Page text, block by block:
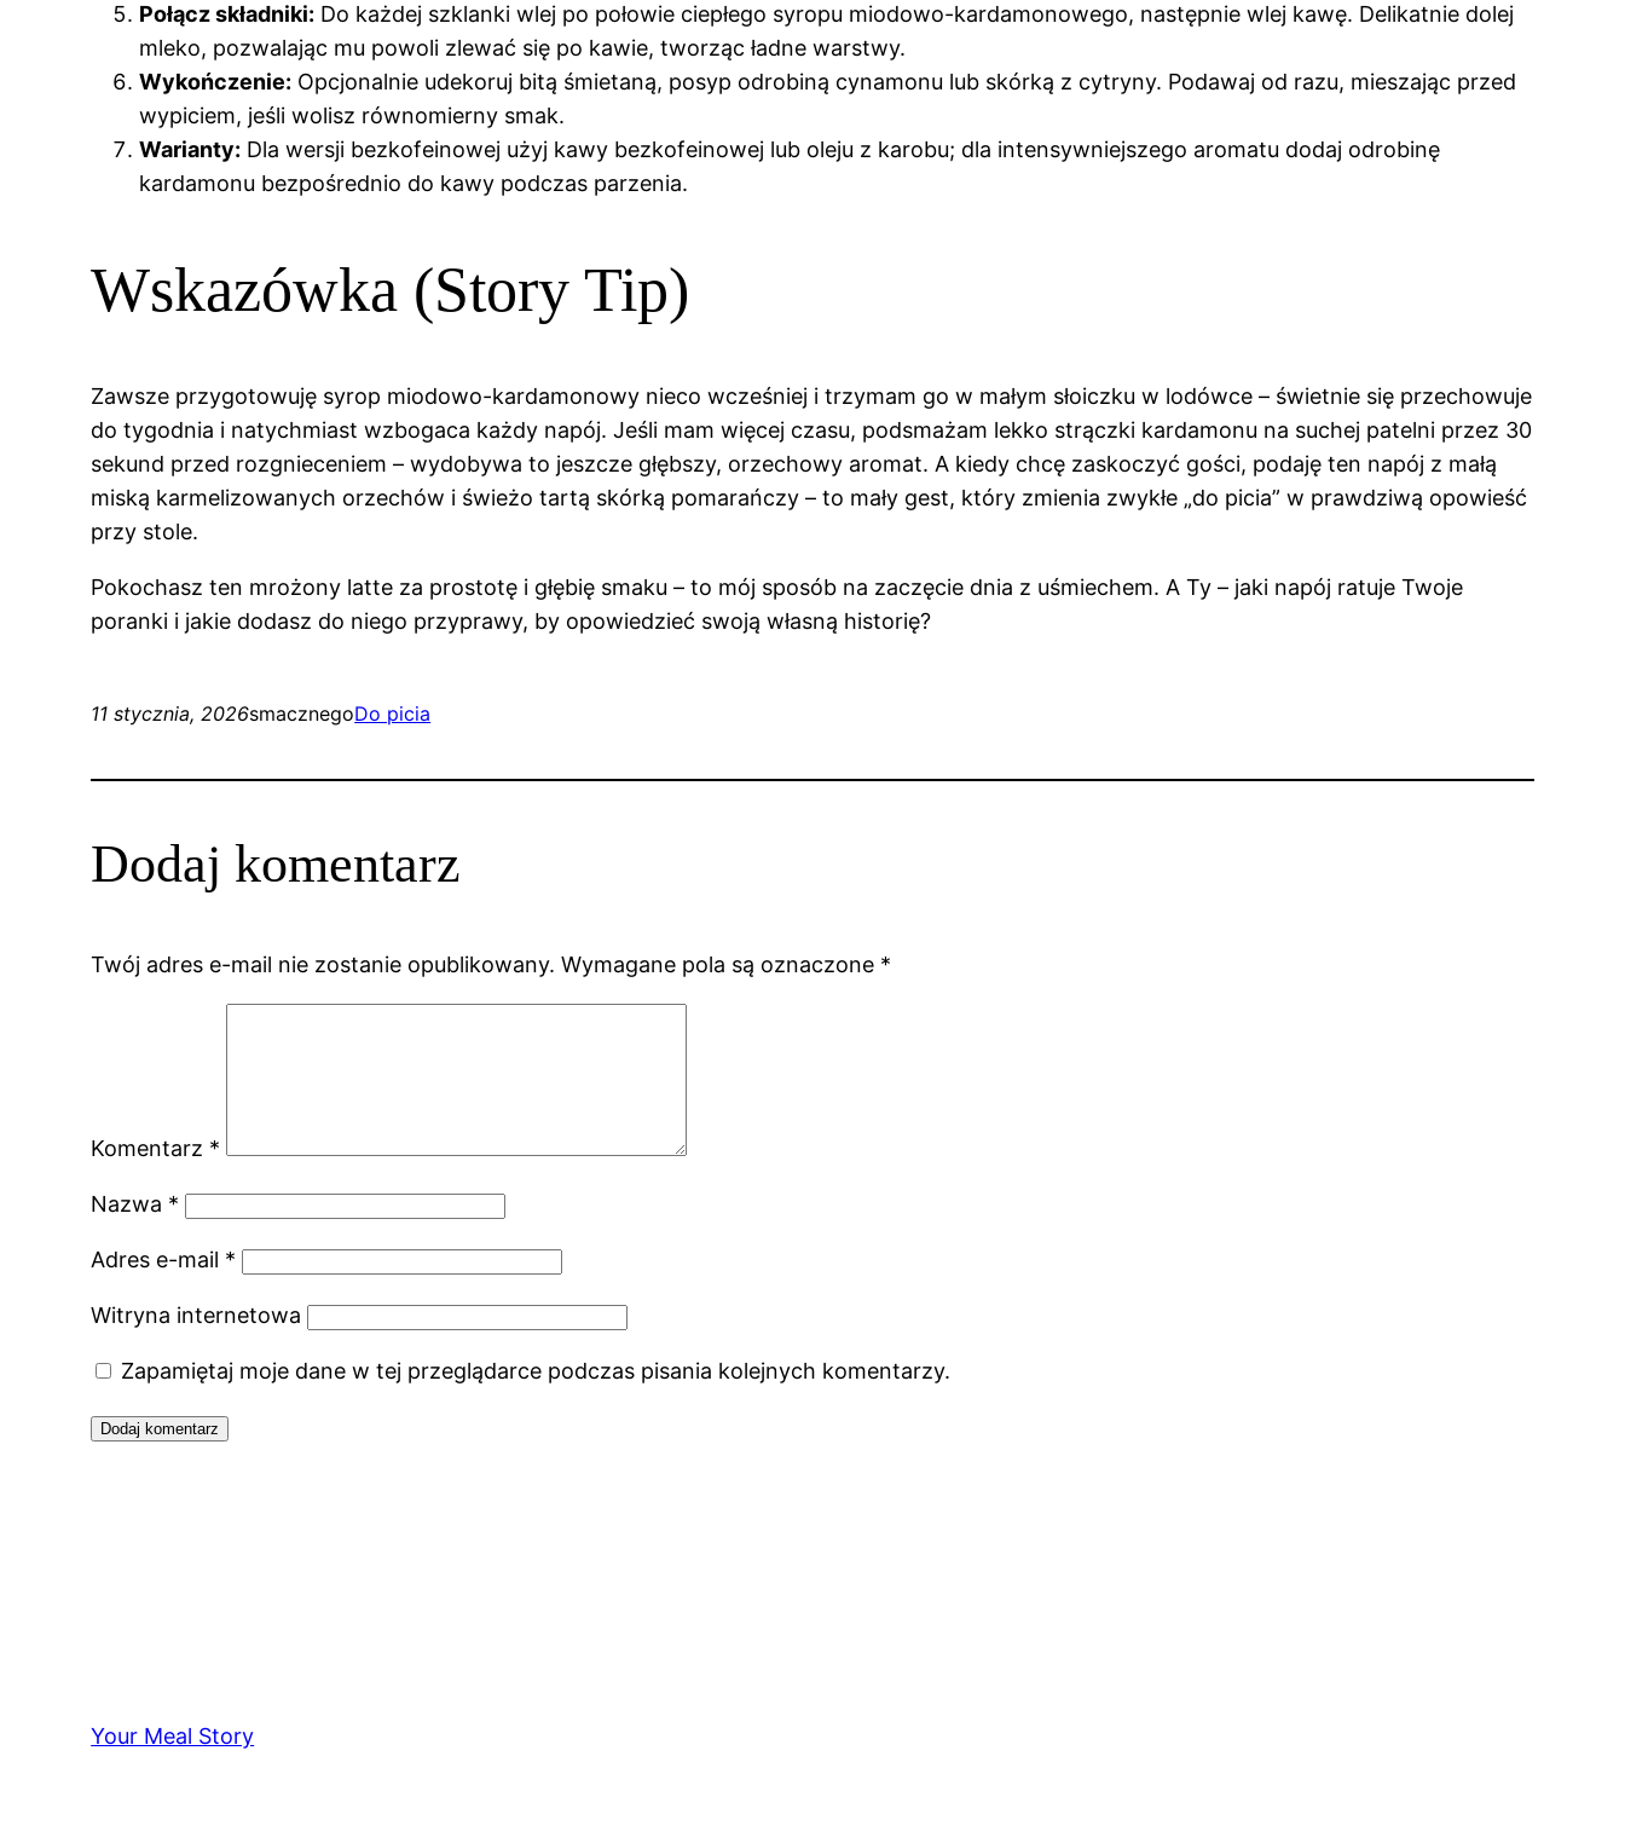
Połącz składniki: Do każdej szklanki wlej po połowie ciepłego syropu miodowo-kardamonowego, następnie wlej kawę. Delikatnie dolej
mleko, pozwalając mu powoli zlewać się po kawie, tworząc ładne warstwy.
Wykończenie: Opcjonalnie udekoruj bitą śmietaną, posyp odrobiną cynamonu lub skórką z cytryny. Podawaj od razu, mieszając przed
wypiciem, jeśli wolisz równomierny smak.
Warianty: Dla wersji bezkofeinowej użyj kawy bezkofeinowej lub oleju z karobu; dla intensywniejszego aromatu dodaj odrobinę
kardamonu bezpośrednio do kawy podczas parzenia.
Wskazówka (Story Tip)
Zawsze przygotowuję syrop miodowo-kardamonowy nieco wcześniej i trzymam go w małym słoiczku w lodówce – świetnie się przechowuje
do tygodnia i natychmiast wzbogaca każdy napój. Jeśli mam więcej czasu, podsmażam lekko strączki kardamonu na suchej patelni przez 30
sekund przed rozgnieceniem – wydobywa to jeszcze głębszy, orzechowy aromat. A kiedy chcę zaskoczyć gości, podaję ten napój z małą
miską karmelizowanych orzechów i świeżo tartą skórką pomarańczy – to mały gest, który zmienia zwykłe „do picia” w prawdziwą opowieść
przy stole.
Pokochasz ten mrożony latte za prostotę i głębię smaku – to mój sposób na zaczęcie dnia z uśmiechem. A Ty – jaki napój ratuje Twoje
poranki i jakie dodasz do niego przyprawy, by opowiedzieć swoją własną historię?
11 stycznia, 2026smacznegoDo picia
Dodaj komentarz
Twój adres e-mail nie zostanie opublikowany. Wymagane pola są oznaczone *
Komentarz *
Nazwa *
Adres e-mail *
Witryna internetowa
Zapamiętaj moje dane w tej przeglądarce podczas pisania kolejnych komentarzy.
Your Meal Story